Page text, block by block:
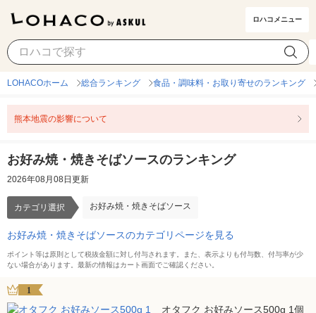
ロハコメニュー
お好み焼・焼きそばソース カテゴリ選択
LOHACOホーム 総合ランキング 食品・調味料・お取り寄せのランキング
熊本地震の影響について
お好み焼・焼きそばソースのランキング
2026年08月08日更新
カテゴリ選択 お好み焼・焼きそばソース
お好み焼・焼きそばソースのカテゴリページを見る
ポイント等は原則として税抜金額に対し付与されます。また、表示よりも付与数、付与率が少
ない場合があります。最新の情報はカート画面でご確認ください。
1
オタフク お好みソース500g 1個